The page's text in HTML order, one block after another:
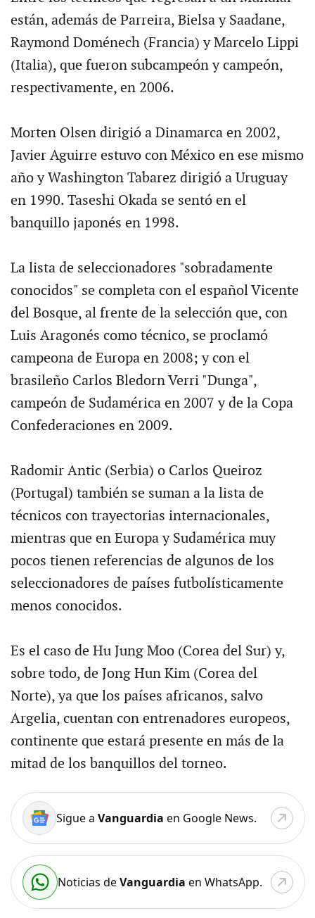
están, además de Parreira, Bielsa y Saadane,
Raymond Doménech (Francia) y Marcelo Lippi
(Italia), que fueron subcampeón y campeón,
respectivamente, en 2006.
Morten Olsen dirigió a Dinamarca en 2002,
Javier Aguirre estuvo con México en ese mismo
año y Washington Tabarez dirigió a Uruguay
en 1990. Taseshi Okada se sentó en el
banquillo japonés en 1998.
La lista de seleccionadores "sobradamente
conocidos" se completa con el español Vicente
del Bosque, al frente de la selección que, con
Luis Aragonés como técnico, se proclamó
campeona de Europa en 2008; y con el
brasileño Carlos Bledorn Verri "Dunga",
campeón de Sudamérica en 2007 y de la Copa
Confederaciones en 2009.
Radomir Antic (Serbia) o Carlos Queiroz
(Portugal) también se suman a la lista de
técnicos con trayectorias internacionales,
mientras que en Europa y Sudamérica muy
pocos tienen referencias de algunos de los
seleccionadores de países futbolísticamente
menos conocidos.
Es el caso de Hu Jung Moo (Corea del Sur) y,
sobre todo, de Jong Hun Kim (Corea del
Norte), ya que los países africanos, salvo
Argelia, cuentan con entrenadores europeos,
continente que estará presente en más de la
mitad de los banquillos del torneo.
Sigue a Vanguardia en Google News.
Noticias deVanguardia en WhatsApp.